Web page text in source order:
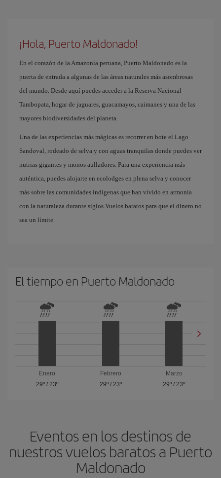
¡Hola, Puerto Maldonado!
En el corazón de la Amazonía peruana, Puerto Maldonado es la
puerta de entrada a algunas de las áreas naturales más asombrosas
del mundo. Desde aquí puedes acceder a la Reserva Nacional
Tambopata, hogar de jaguares, guacamayos, caimanes y una de las
mayores biodiversidades del planeta.
Una de las experiencias más mágicas es recorrer en bote el Lago
Sandoval, rodeado de selva y con aguas tranquilas donde puedes ver
nutrias gigantes y monos aulladores. Para una experiencia más
auténtica, puedes alojarte en ecolodges en plena selva y conocer
más sobre las comunidades indígenas que han vivido en armonía
con la naturaleza durante siglos.Vuelos baratos para que el dinero no
sea un límite.
El tiempo en Puerto Maldonado
Enero
29º/ 23º
Febrero
29º/ 23º
Marzo
29º /23º
Eventos en los destinos de
nuestros vuelos baratos a Puerto
Maldonado